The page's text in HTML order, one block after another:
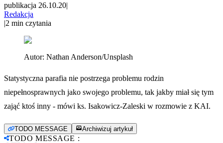
publikacja 26.10.20|
Redakcja
|2 min czytania
Autor: Nathan Anderson/Unsplash
Statystyczna parafia nie postrzega problemu rodzin
niepełnosprawnych jako swojego problemu, tak jakby miał się tym
zająć ktoś inny - mówi ks. Isakowicz-Zaleski w rozmowie z KAI.
TODO MESSAGE Archiwizuj artykuł
TODO MESSAGE :